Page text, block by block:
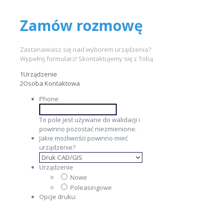
Zamów rozmowę
Zastanawiasz się nad wyborem urządzenia?
Wypełnij formularz! Skontaktujemy się z Tobą
1Urządzenie
2Osoba Kontaktowa
Phone
To pole jest używane do walidacji i
powinno pozostać niezmienione.
Jakie możliwości powinno mieć
urządzenie?
Urządzenie
Nowe
Poleasingowe
Opcje druku: